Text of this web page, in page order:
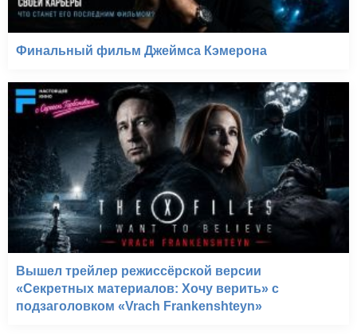
Финальный фильм Джеймса Кэмерона
Вышел трейлер режиссёрской версии
«Секретных материалов: Хочу верить» с
подзаголовком «Vrach Frankenshteyn»